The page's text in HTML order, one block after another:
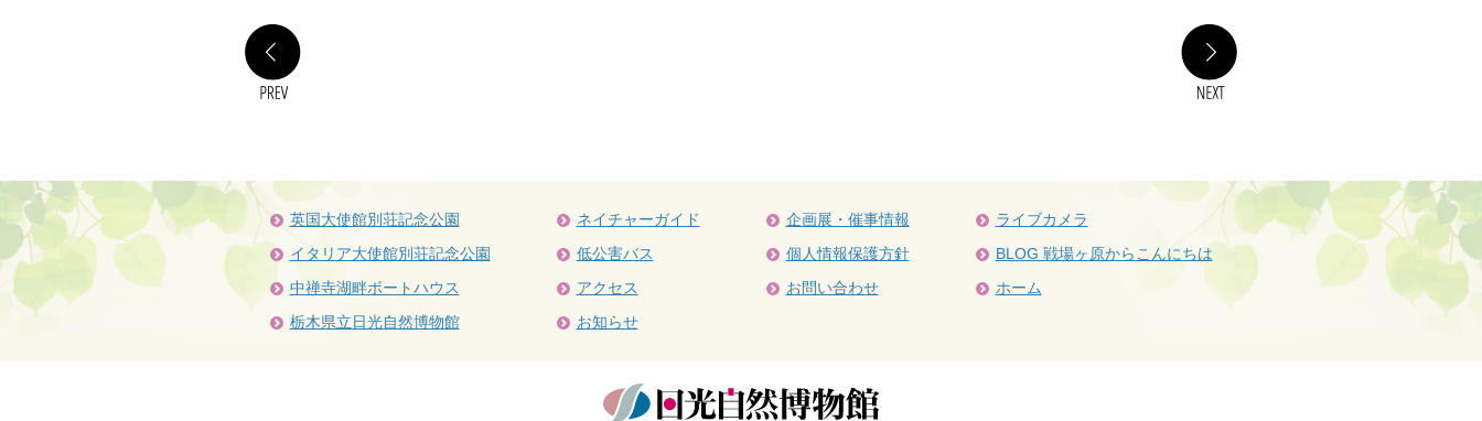
英国大使館別荘記念公園
イタリア大使館別荘記念公園
中禅寺湖畔ボートハウス
栃木県立日光自然博物館
ネイチャーガイド
低公害バス
アクセス
お知らせ
企画展・催事情報
個人情報保護方針
お問い合わせ
ライブカメラ
BLOG 戦場ヶ原からこんにちは
ホーム